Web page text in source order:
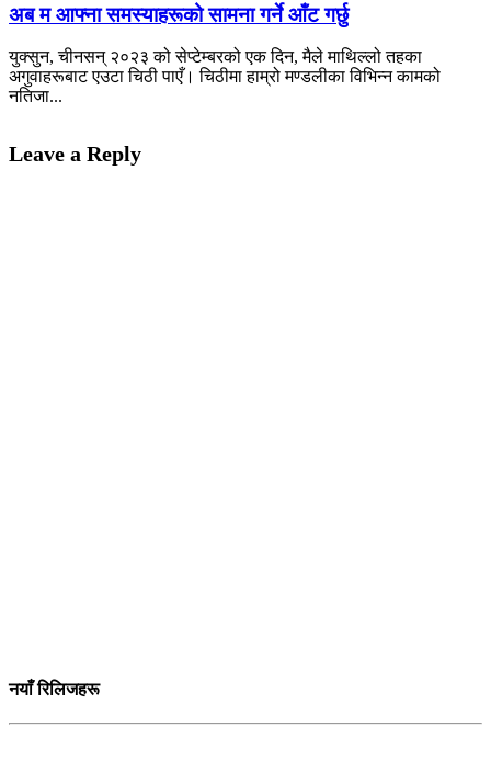
अब म आफ्ना समस्याहरूको सामना गर्ने आँट गर्छु
युक्सुन, चीनसन् २०२३ को सेप्टेम्बरको एक दिन, मैले माथिल्लो तहका
अगुवाहरूबाट एउटा चिठी पाएँ। चिठीमा हाम्रो मण्डलीका विभिन्न कामको
नतिजा...
Leave a Reply
नयाँ रिलिजहरू